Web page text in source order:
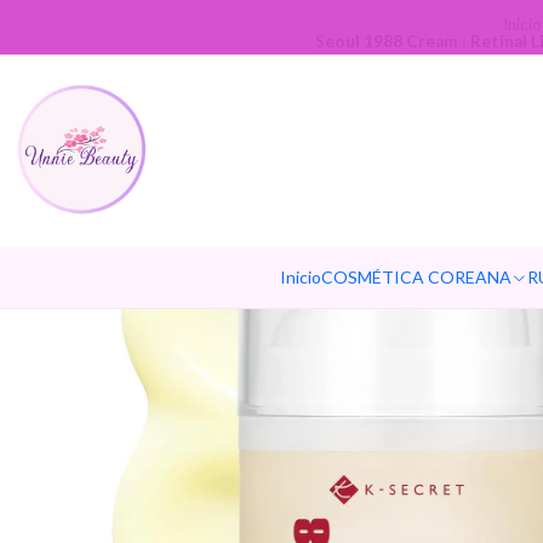
InicioCOSMÉTICA COREANA
Seoul 1988 Cream :